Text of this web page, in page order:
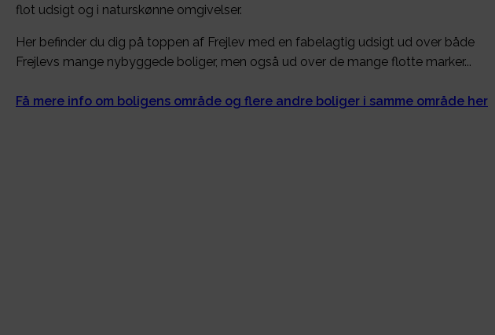
flot udsigt og i naturskønne omgivelser.
Her befinder du dig på toppen af Frejlev med en fabelagtig udsigt ud over både
Frejlevs mange nybyggede boliger, men også ud over de mange flotte marker...
Få mere info om boligens område og flere andre boliger i samme område her